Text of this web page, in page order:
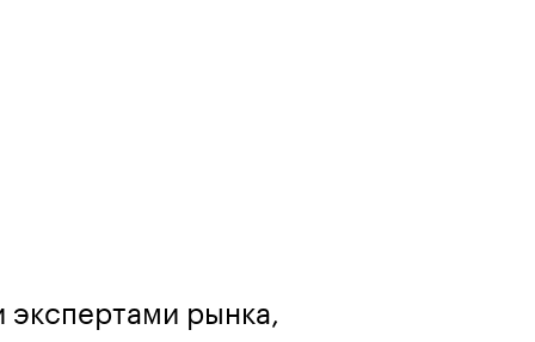
экспертами рынка,